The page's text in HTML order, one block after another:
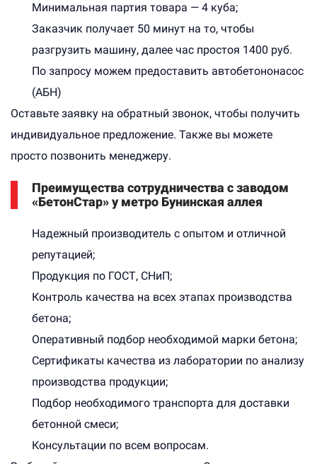
Минимальная партия товара — 4 куба;
Заказчик получает 50 минут на то, чтобы
разгрузить машину, далее час простоя 1400 руб.
По запросу можем предоставить автобетононасос
(АБН)
Оставьте заявку на обратный звонок, чтобы получить
индивидуальное предложение. Также вы можете
просто позвонить менеджеру.
Преимущества сотрудничества с заводом
«БетонСтар» у метро Бунинская аллея
Надежный производитель с опытом и отличной
репутацией;
Продукция по ГОСТ, СНиП;
Контроль качества на всех этапах производства
бетона;
Оперативный подбор необходимой марки бетона;
Сертификаты качества из лаборатории по анализу
производства продукции;
Подбор необходимого транспорта для доставки
бетонной смеси;
Консультации по всем вопросам.